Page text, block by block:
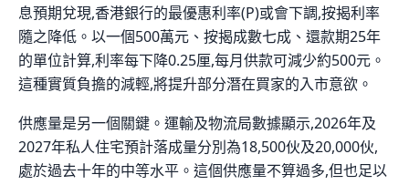
息預期兌現,香港銀行的最優惠利率(P)或會下調,按揭利率
隨之降低。以一個500萬元、按揭成數七成、還款期25年
的單位計算,利率每下降0.25厘,每月供款可減少約500元。
這種實質負擔的減輕,將提升部分潛在買家的入市意欲。
供應量是另一個關鍵。運輸及物流局數據顯示,2026年及
2027年私人住宅預計落成量分別為18,500伙及20,000伙,
處於過去十年的中等水平。這個供應量不算過多,但也足以